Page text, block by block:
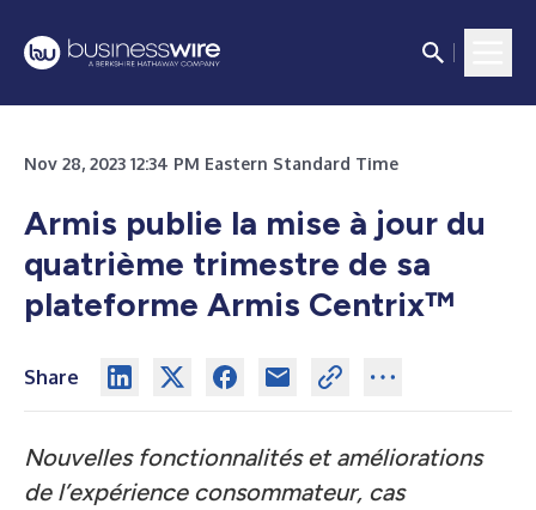
Nov 28, 2023 12:34 PM Eastern Standard Time
Armis publie la mise à jour du
quatrième trimestre de sa
plateforme Armis Centrix™
Share
Nouvelles fonctionnalités et améliorations
de l’expérience consommateur, cas